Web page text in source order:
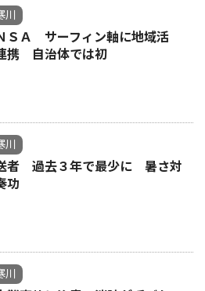
ＳＡ サーフィン軸に地域活
携 自治体では初
者 過去３年で最少に 暑さ対
功